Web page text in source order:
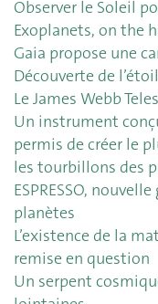
Observer le Soleil
Exoplanets, on the
Gaia propose une
Découverte de
Le James Webb
Un instrument
permis de créer le
les tourbillons des
ESPRESSO,
planètes
L’existence de la
remise en question
Un serpent